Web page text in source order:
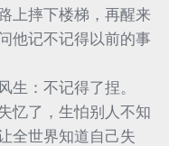
上摔下楼梯，再醒来
他记不记得以前的事
生：不记得了捏。
忆了，生怕别人不知
全世界知道自己失